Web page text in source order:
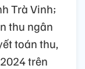
Trà Vinh;
thu ngân
toán thu,
trên